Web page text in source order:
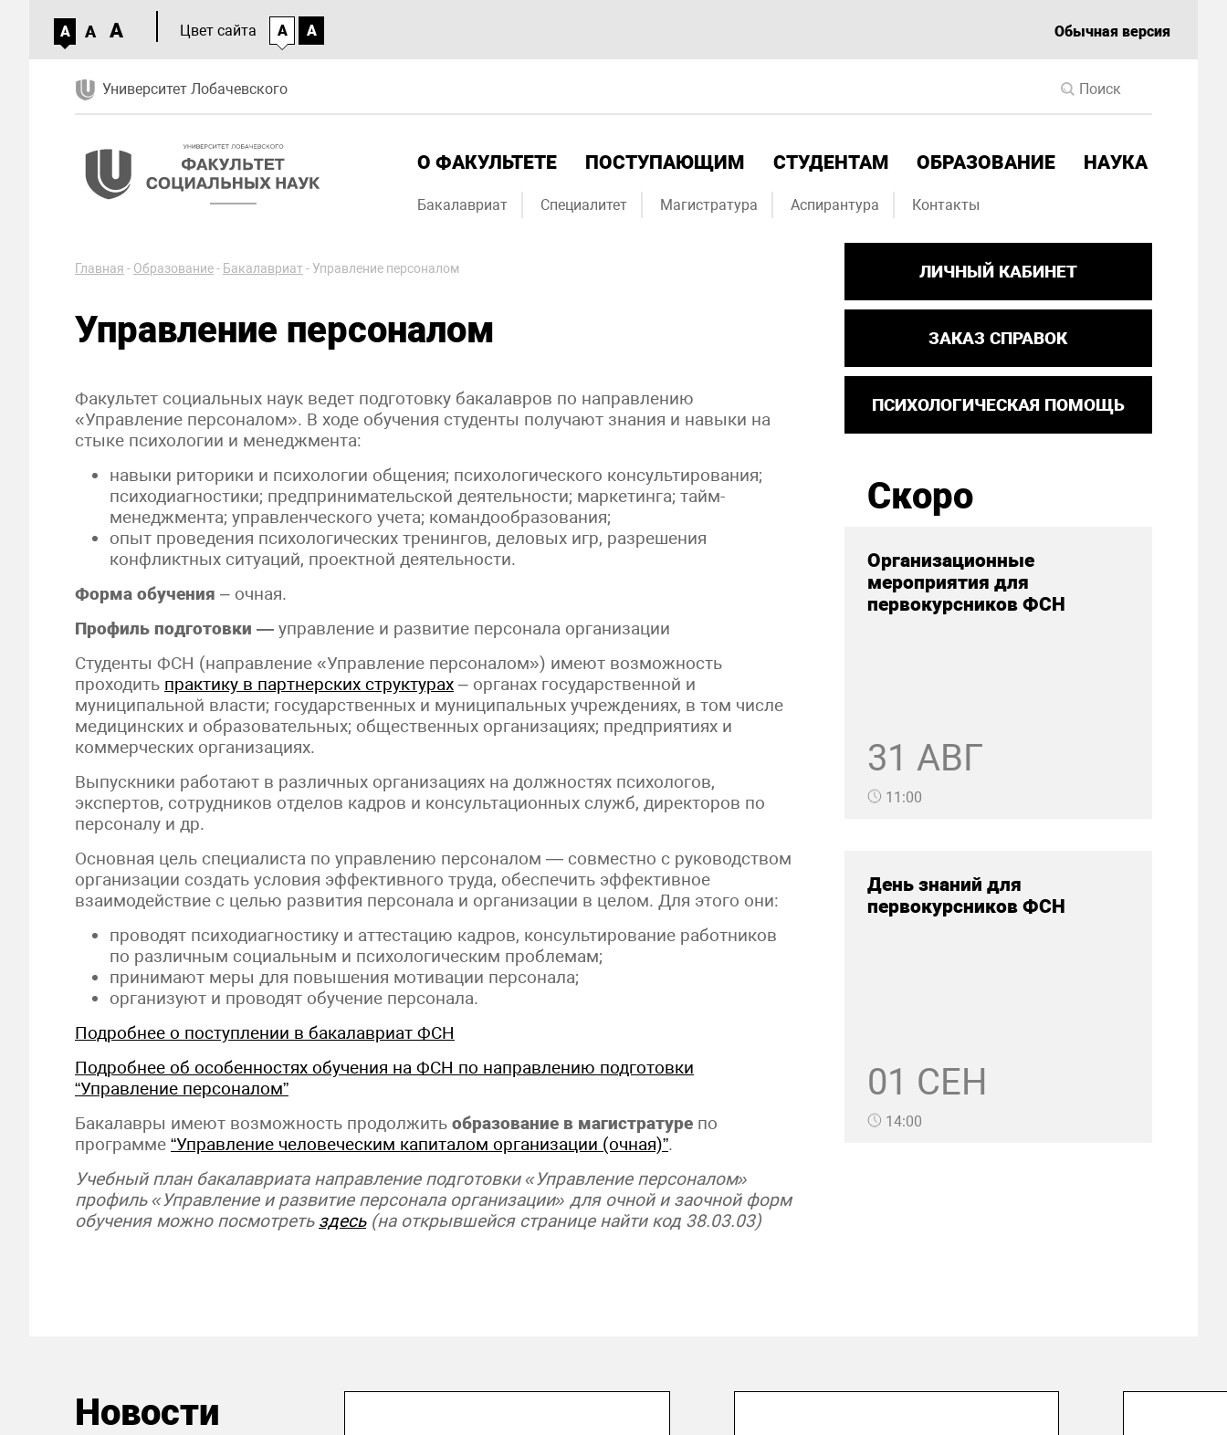
A A A Цвет сайта A A Обычная версия
Университет Лобачевского
О ФАКУЛЬТЕТЕ ПОСТУПАЮЩИМ СТУДЕНТАМ ОБРАЗОВАНИЕ НАУКА
Бакалавриат Специалитет Магистратура Аспирантура Контакты
Главная - Образование- Бакалавриат- Управление персоналом
Управление персоналом
Факультет социальных наук ведет подготовку бакалавров по направлению
«Управление персоналом». В ходе обучения студенты получают знания и навыки на
стыке психологии и менеджмента:
навыки риторики и психологии общения; психологического консультирования;
психодиагностики; предпринимательской деятельности; маркетинга; тайм-
менеджмента; управленческого учета; командообразования;
опыт проведения психологических тренингов, деловых игр, разрешения
конфликтных ситуаций, проектной деятельности.
Форма обучения – очная.
Профиль подготовки — управление и развитие персонала организации
Студенты ФСН (направление «Управление персоналом») имеют возможность
проходить практику в партнерских структурах – органах государственной и
муниципальной власти; государственных и муниципальных учреждениях, в том числе
медицинских и образовательных; общественных организациях; предприятиях и
коммерческих организациях.
Выпускники работают в различных организациях на должностях психологов,
экспертов, сотрудников отделов кадров и консультационных служб, директоров по
персоналу и др.
Основная цель специалиста по управлению персоналом — совместно с руководством
организации создать условия эффективного труда, обеспечить эффективное
взаимодействие с целью развития персонала и организации в целом. Для этого они:
проводят психодиагностику и аттестацию кадров, консультирование работников
по различным социальным и психологическим проблемам;
принимают меры для повышения мотивации персонала;
организуют и проводят обучение персонала.
Подробнее о поступлении в бакалавриат ФСН
Подробнее об особенностях обучения на ФСН по направлению подготовки
“Управление персоналом”
Бакалавры имеют возможность продолжить образование в магистратуре по
программе “Управление человеческим капиталом организации (очная)”.
Учебный план бакалавриата направление подготовки «Управление персоналом»
профиль «Управление и развитие персонала организации» для очной и заочной форм
обучения можно посмотреть здесь(на открывшейся странице найти код 38.03.03)
ЛИЧНЫЙ КАБИНЕТ
ЗАКАЗ СПРАВОК
ПСИХОЛОГИЧЕСКАЯ ПОМОЩЬ
Скоро
Организационные
мероприятия для
первокурсников ФСН
31 АВГ
11:00
День знаний для
первокурсников ФСН
01 СЕН
14:00
Новости